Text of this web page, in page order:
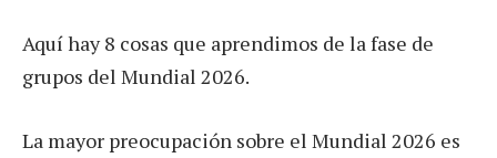
Aquí hay 8 cosas que aprendimos de la fase de
grupos del Mundial 2026.
La mayor preocupación sobre el Mundial 2026 es